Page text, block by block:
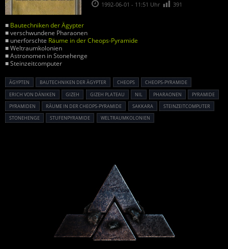
1992-06-01 - 11:51 Uhr 391
■ Bautechniken der Ägypter
■ verschwundene Pharaonen
■ unerforschte Räume in der Cheops-Pyramide
■ Weltraumkolonien
■ Astronomen in Stonehenge
■ Steinzeitcomputer
ÄGYPTEN BAUTECHNIKEN DER ÄGYPTER CHEOPS
CHEOPS-PYRAMIDE
ERICH VON DÄNIKEN
GIZEH GIZEH PLATEAU NIL PHARAONEN
PYRAMIDE
PYRAMIDEN
RÄUME IN DER CHEOPS-PYRAMIDE SAKKARA
STEINZEITCOMPUTER
STONEHENGE
STUFENPYRAMIDE WELTRAUMKOLONIEN
Powered By :